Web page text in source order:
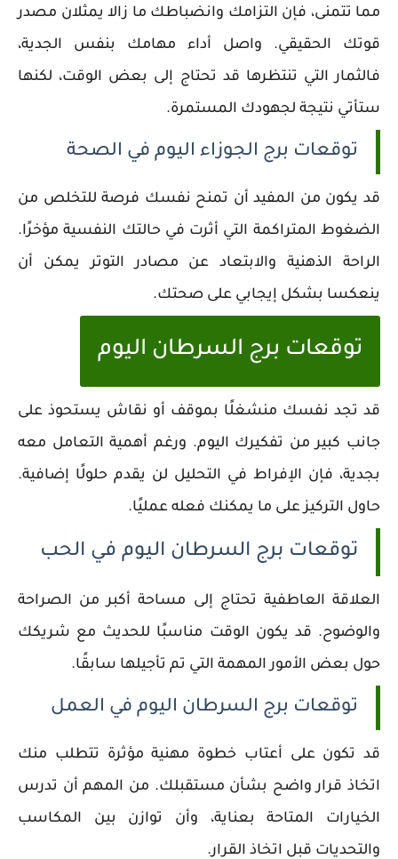
مما تتمنى، فإن التزامك وانضباطك ما زالا يمثلان مصدر
قوتك الحقيقي. واصل أداء مهامك بنفس الجدية،
فالثمار التي تنتظرها قد تحتاج إلى بعض الوقت، لكنها
ستأتي نتيجة لجهودك المستمرة.
توقعات برج الجوزاء اليوم في الصحة
قد يكون من المفيد أن تمنح نفسك فرصة للتخلص من
الضغوط المتراكمة التي أثرت في حالتك النفسية مؤخرًا.
الراحة الذهنية والابتعاد عن مصادر التوتر يمكن أن
ينعكسا بشكل إيجابي على صحتك.
توقعات برج السرطان اليوم
قد تجد نفسك منشغلًا بموقف أو نقاش يستحوذ على
جانب كبير من تفكيرك اليوم. ورغم أهمية التعامل معه
بجدية، فإن الإفراط في التحليل لن يقدم حلولًا إضافية.
حاول التركيز على ما يمكنك فعله عمليًا.
توقعات برج السرطان اليوم في الحب
العلاقة العاطفية تحتاج إلى مساحة أكبر من الصراحة
والوضوح. قد يكون الوقت مناسبًا للحديث مع شريكك
حول بعض الأمور المهمة التي تم تأجيلها سابقًا.
توقعات برج السرطان اليوم في العمل
قد تكون على أعتاب خطوة مهنية مؤثرة تتطلب منك
اتخاذ قرار واضح بشأن مستقبلك. من المهم أن تدرس
الخيارات المتاحة بعناية، وأن توازن بين المكاسب
والتحديات قبل اتخاذ القرار.